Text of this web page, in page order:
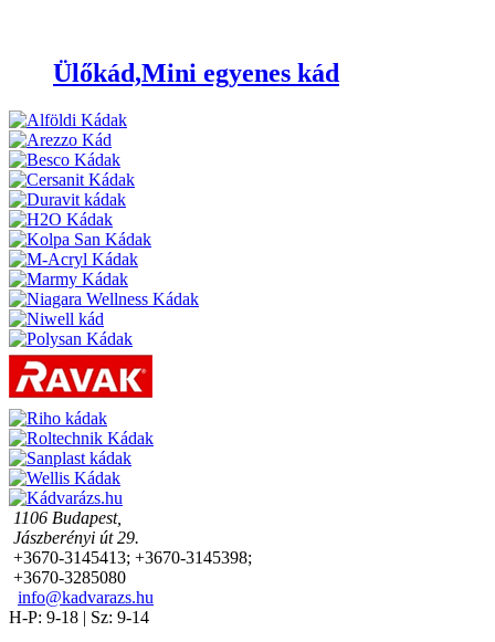
Ülőkád,Mini egyenes kád
1106 Budapest,
Jászberényi út 29.
+3670-3145413; +3670-3145398;
+3670-3285080
info@kadvarazs.hu
H-P: 9-18 | Sz: 9-14